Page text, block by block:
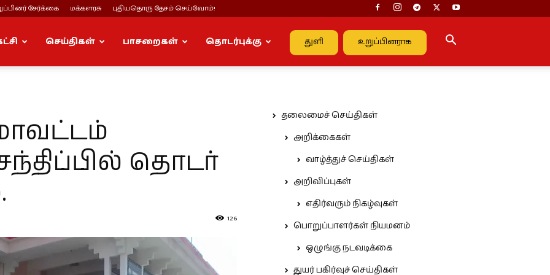
சேர்க்கை மக்களரசு புதியதொரு தேசம் செய்வோம்!
துளி உறுப்பினராக
செய்திகள் பாசறைகள் தொடர்புக்கு
தொடர்
126
தலைமைச் செய்திகள்
அறிக்கைகள்
வாழ்த்துச் செய்திகள்
அறிவிப்புகள்
எதிர்வரும் நிகழ்வுகள்
பொறுப்பாளர்கள் நியமனம்
ஒழுங்கு நடவடிக்கை
துயர் பகிர்வுச் செய்திகள்